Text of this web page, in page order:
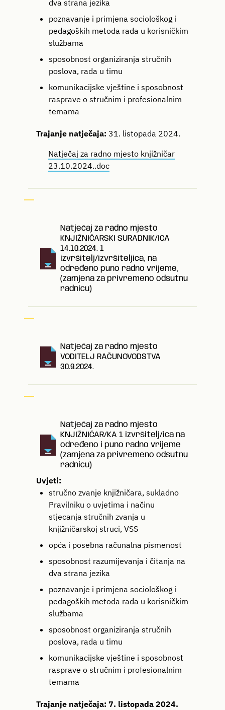
dva strana jezika
poznavanje i primjena sociološkog i
pedagoških metoda rada u korisničkim
službama
sposobnost organiziranja stručnih
poslova, rada u timu
komunikacijske vještine i sposobnost
rasprave o stručnim i profesionalnim
temama
Trajanje natječaja: 31. listopada 2024.
Natječaj za radno mjesto knjižničar
23.10.2024..doc
Natječaj za radno mjesto
KNJIŽNIČARSKI SURADNIK/ICA
14.10.2024. 1
izvršitelj/izvršiteljica, na
određeno puno radno vrijeme,
(zamjena za privremeno odsutnu
radnicu)
Natječaj za radno mjesto
VODITELJ RAČUNOVODSTVA
30.9.2024.
Natječaj za radno mjesto
KNJIŽNIČAR/KA 1 izvršitelj/ica na
određeno i puno radno vrijeme
(zamjena za privremeno odsutnu
radnicu)
Uvjeti:
stručno zvanje knjižničara, sukladno
Pravilniku o uvjetima i načinu
stjecanja stručnih zvanja u
knjižničarskoj struci, VSS
opća i posebna računalna pismenost
sposobnost razumijevanja i čitanja na
dva strana jezika
poznavanje i primjena sociološkog i
pedagoških metoda rada u korisničkim
službama
sposobnost organiziranja stručnih
poslova, rada u timu
komunikacijske vještine i sposobnost
rasprave o stručnim i profesionalnim
temama
Trajanje natječaja: 7. listopada 2024.